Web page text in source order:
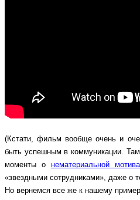
(Кстати, фильм вообще очень и
быть успешным в коммуникации.
моменты о нематериальной
«звездными сотрудниками», даже о
Но вернемся все же к нашему